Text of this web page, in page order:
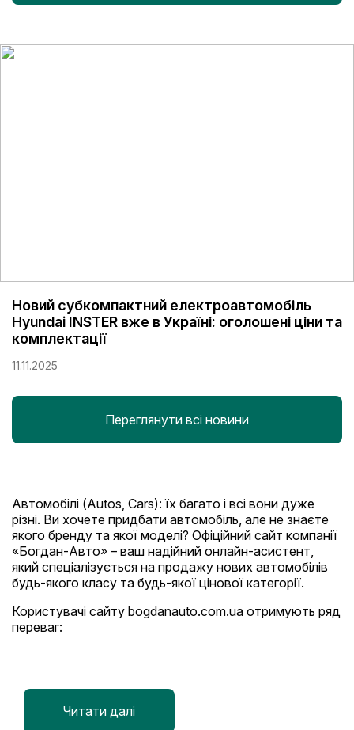
Новий субкомпактний електроавтомобіль
Hyundai INSTER вже в Україні: оголошені ціни та
комплектації
11.11.2025
Переглянути всі новини
Автомобілі (Autos, Cars): їх багато і всі вони дуже
різні. Ви хочете придбати автомобіль, але не знаєте
якого бренду та якої моделі? Офіційний сайт компанії
«Богдан-Авто» – ваш надійний онлайн-асистент,
який спеціалізується на продажу нових автомобілів
будь-якого класу та будь-якої цінової категорії.
Користувачі сайту bogdanauto.com.ua отримують ряд
переваг:
зрозумілій навігації
Детальний опис моделей, їх комплектацій і
технічних характеристик
Читати далі